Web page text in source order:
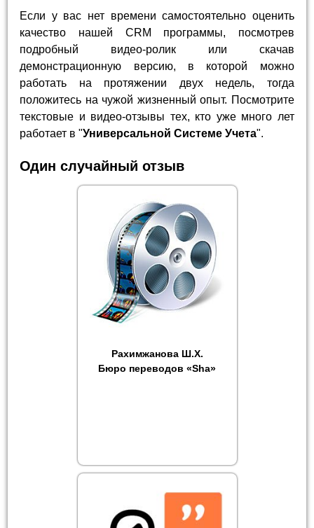
Если у вас нет времени самостоятельно оценить
качество нашей CRM программы, посмотрев
подробный видео-ролик или скачав
демонстрационную версию, в которой можно
работать на протяжении двух недель, тогда
положитесь на чужой жизненный опыт. Посмотрите
текстовые и видео-отзывы тех, кто уже много лет
работает в "Универсальной Системе Учета".
Один случайный отзыв
Рахимжанова Ш.Х.
Бюро переводов «Sha»